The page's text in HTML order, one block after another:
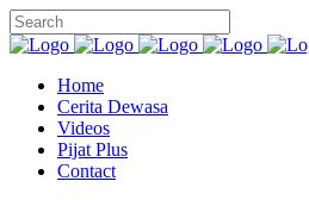
Home
Cerita Dewasa
Videos
Pijat Plus
Contact